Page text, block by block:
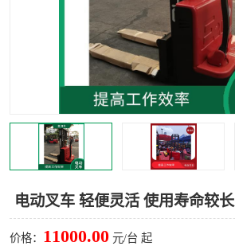
电动叉车 轻便灵活 使用寿命较长
价格： 11000.00 元/台 起